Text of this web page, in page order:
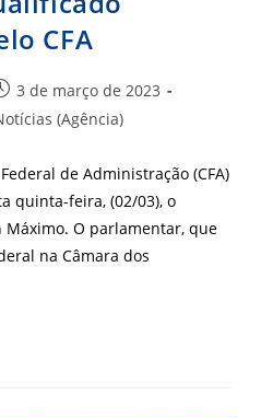
CFA
3 de março de 2023
(Agência)
de Administração (CFA)
quinta-feira, (02/03), o
O parlamentar, que
na Câmara dos